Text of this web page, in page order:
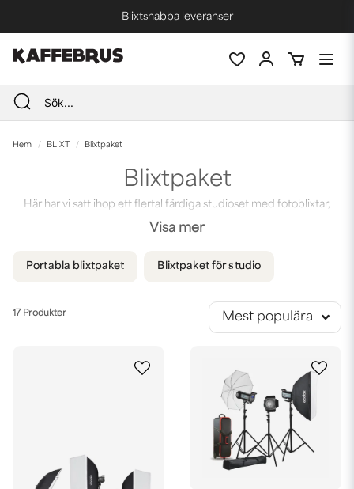
Blixtsnabba leveranser
Fri frakt vid köp över 1000 kr *
Hem BLIXT Blixtpaket
Blixtpaket
Här har vi satt ihop ett flertal färdiga studioset med fotoblixtar,
stativ och väska som passar såväl nybörjaren eller dig som vill ta din
fotografering till en högre nivå. Välj ett av våra färdiga blixtpaket
ihop ett blixtpaket som blir rätt för din fotostudio!
Godox som erbjuder blixtar för alla nivåer.
Visa mer
Portabla blixtpaket Blixtpaket för studio
17 Produkter Mest populära